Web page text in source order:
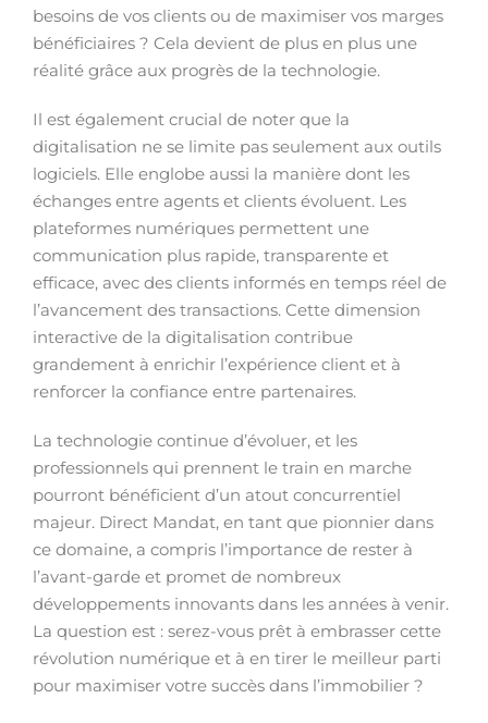
besoins de vos clients ou de maximiser vos marges
bénéficiaires ? Cela devient de plus en plus une
réalité grâce aux progrès de la technologie.
Il est également crucial de noter que la
digitalisation ne se limite pas seulement aux outils
logiciels. Elle englobe aussi la manière dont les
échanges entre agents et clients évoluent. Les
plateformes numériques permettent une
communication plus rapide, transparente et
efficace, avec des clients informés en temps réel de
l’avancement des transactions. Cette dimension
interactive de la digitalisation contribue
grandement à enrichir l’expérience client et à
renforcer la confiance entre partenaires.
La technologie continue d’évoluer, et les
professionnels qui prennent le train en marche
pourront bénéficient d’un atout concurrentiel
majeur. Direct Mandat, en tant que pionnier dans
ce domaine, a compris l’importance de rester à
l’avant-garde et promet de nombreux
développements innovants dans les années à venir.
La question est : serez-vous prêt à embrasser cette
révolution numérique et à en tirer le meilleur parti
pour maximiser votre succès dans l’immobilier ?